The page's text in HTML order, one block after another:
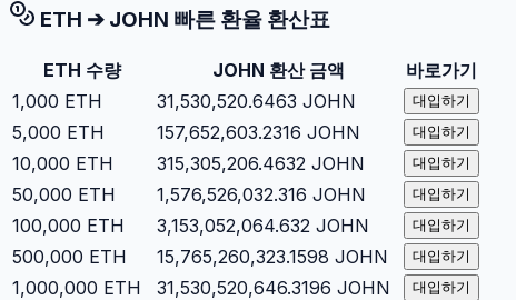
ETH ➔ JOHN 빠른 환율 환산표
ETH 수량 JOHN 환산 금액
바로가기
1,000 ETH 31,530,520.6463 JOHN 대입하기
5,000 ETH 157,652,603.2316 JOHN 대입하기
10,000 ETH 315,305,206.4632 JOHN 대입하기
50,000 ETH 1,576,526,032.316 JOHN 대입하기
100,000 ETH 3,153,052,064.632 JOHN 대입하기
500,000 ETH 15,765,260,323.1598 JOHN 대입하기
1,000,000 ETH 31,530,520,646.3196 JOHN 대입하기